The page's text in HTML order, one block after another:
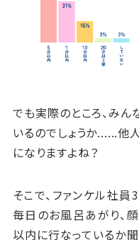
でも実際のところ、み
いるのでしょうか......他
になりますよね？
そこで、ファンケル社員
毎日のお風呂あがり、
以内に行なっているか聞